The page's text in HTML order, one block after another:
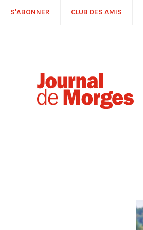
S'ABONNER CLUB DES AMIS